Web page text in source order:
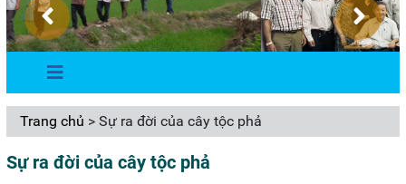
Trang chủ > Sự ra đời của cây tộc phả
Sự ra đời của cây tộc phả